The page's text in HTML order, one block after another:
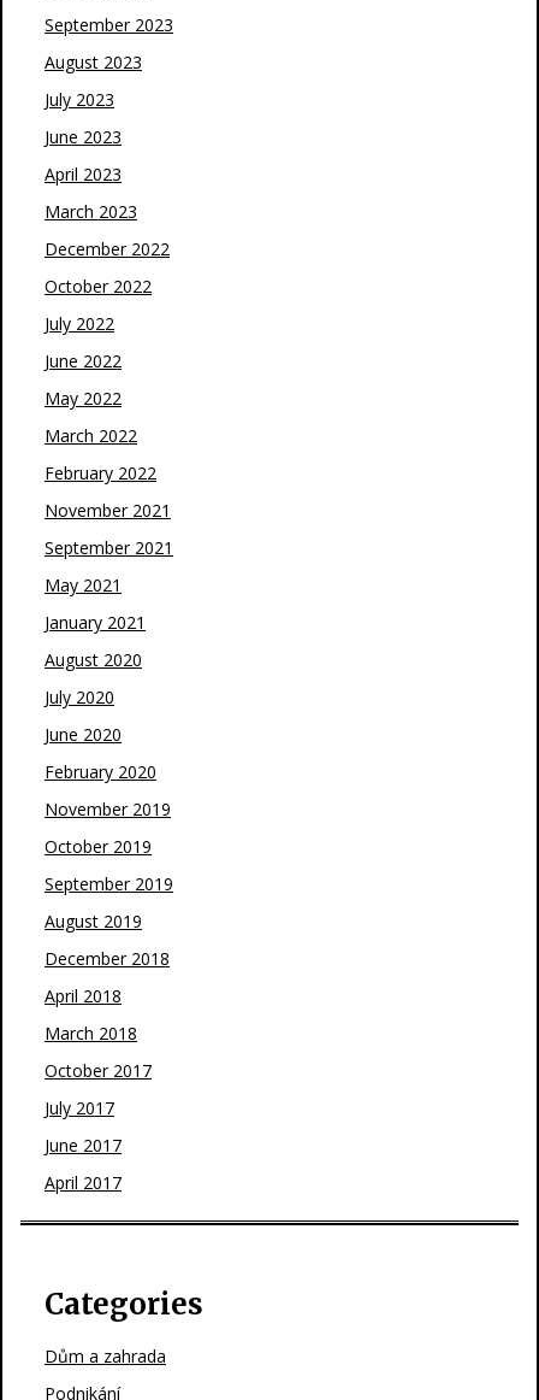
September 2023
August 2023
July 2023
June 2023
April 2023
March 2023
December 2022
October 2022
July 2022
June 2022
May 2022
March 2022
February 2022
November 2021
September 2021
May 2021
January 2021
August 2020
July 2020
June 2020
February 2020
November 2019
October 2019
September 2019
August 2019
December 2018
April 2018
March 2018
October 2017
July 2017
June 2017
April 2017
Categories
Dům a zahrada
Podnikání